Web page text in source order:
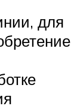
для